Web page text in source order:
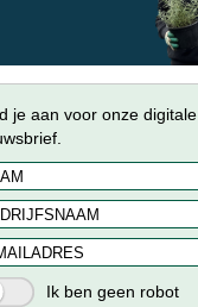
je aan voor onze digitale